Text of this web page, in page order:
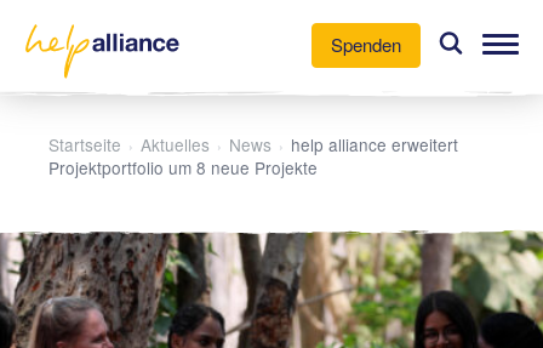
Unsere Arbeit
Über uns
Mitmachen
Spenden
Startseite › Aktuelles › News › help alliance erweitert
Projektportfolio um 8 neue Projekte